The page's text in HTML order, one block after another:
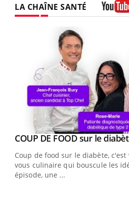
LA CHAÎNE SANTÉ
Youtube
COUP DE FOOD sur le
Coup de food sur le diabète, c'est
vous culinaire qui bouscule les
épisode, une ...